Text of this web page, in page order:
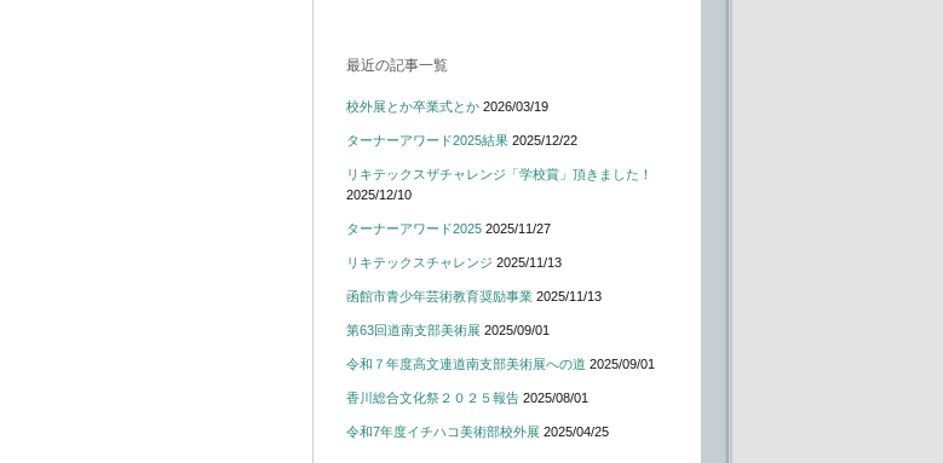
最近の記事一覧
校外展とか卒業式とか 2026/03/19
ターナーアワード2025結果 2025/12/22
リキテックスザチャレンジ「学校賞」頂きました！
2025/12/10
ターナーアワード2025 2025/11/27
リキテックスチャレンジ 2025/11/13
函館市青少年芸術教育奨励事業 2025/11/13
第63回道南支部美術展 2025/09/01
令和７年度高文連道南支部美術展への道 2025/09/01
香川総合文化祭２０２５報告 2025/08/01
令和7年度イチハコ美術部校外展 2025/04/25